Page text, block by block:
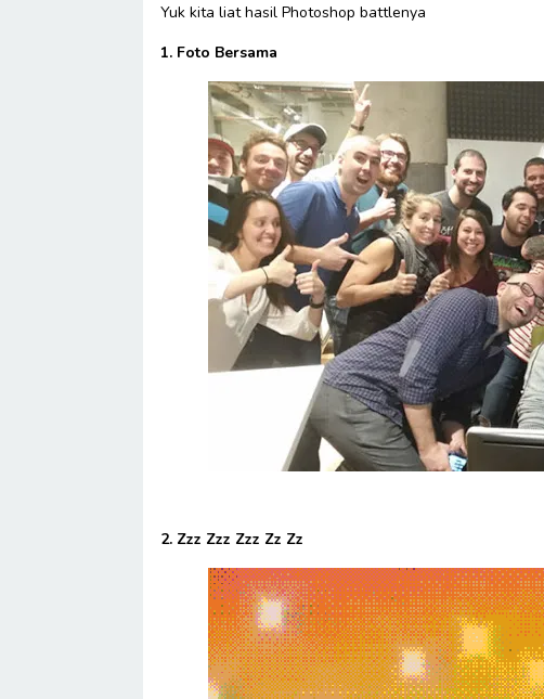
Yuk kita liat hasil Photoshop battlenya
1. Foto Bersama
2. Zzz Zzz Zzz Zz Zz